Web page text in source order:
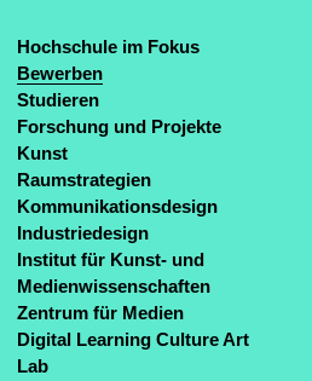
Hochschule im Fokus
Bewerben
Studieren
Forschung und Projekte
Kunst
Raumstrategien
Kommunikationsdesign
Industriedesign
Institut für Kunst- und
Medienwissenschaften
Zentrum für Medien
Digital Learning Culture Art
Lab